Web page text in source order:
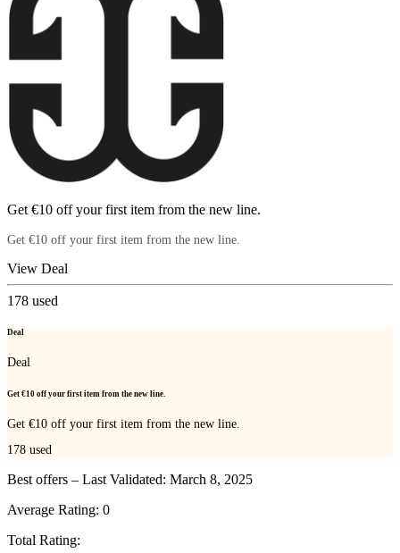
Get €10 off your first item from the new line.
Get €10 off your first item from the new line.
View Deal
178 used
Deal
Deal
Get €10 off your first item from the new line.
Get €10 off your first item from the new line.
178 used
Best offers – Last Validated: March 8, 2025
Average Rating: 0
Total Rating: